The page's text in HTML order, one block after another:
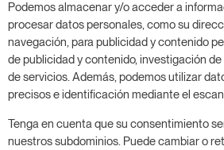
Agenda una reunión para
gratuita de 14 días.
Inicia tu prueba gratuita
Podemos almacenar y/o acceder a
procesar datos personales, como su
navegación, para publicidad y contenido
de publicidad y contenido, investigación
de servicios. Además, podemos utilizar
precisos e identificación mediante el
Tenga en cuenta que su consentimiento
nuestros subdominios. Puede cambiar o